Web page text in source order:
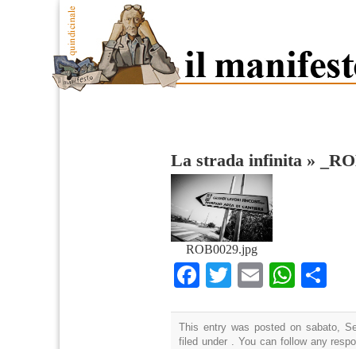
La strada infinita »
ROB0029.jpg
Facebook
TwitterEmail
This entry was posted on sabato,
filed under . You can follow any